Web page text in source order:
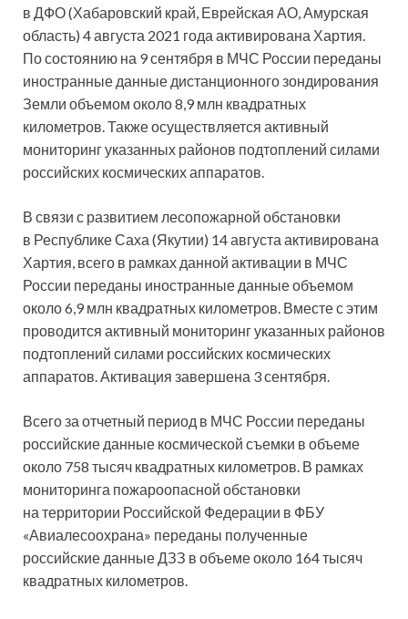
в ДФО (Хабаровский край, Еврейская АО, Амурская
область) 4 августа 2021 года активирована Хартия.
По состоянию на 9 сентября в МЧС России переданы
иностранные данные дистанционного зондирования
Земли объемом около 8,9 млн квадратных
километров. Также осуществляется активный
мониторинг указанных районов подтоплений силами
российских космических аппаратов.
В связи с развитием лесопожарной обстановки
в Республике Саха (Якутии) 14 августа активирована
Хартия, всего в рамках данной активации в МЧС
России переданы иностранные данные объемом
около 6,9 млн квадратных километров. Вместе с этим
проводится активный мониторинг указанных районов
подтоплений силами российских космических
аппаратов. Активация завершена 3 сентября.
Всего за отчетный период в МЧС России переданы
российские данные космической съемки в объеме
около 758 тысяч квадратных километров. В рамках
мониторинга пожароопасной обстановки
на территории Российской Федерации в ФБУ
«Авиалесоохрана» переданы полученные
российские данные ДЗЗ в объеме около 164 тысяч
квадратных километров.